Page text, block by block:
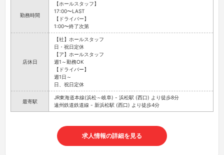
勤務時間
【ホールスタッフ】
17:00〜LAST
【ドライバー】
1:00〜終了次第
店休日
【社】ホールスタッフ
日・祝日定休
【ア】ホールスタッフ
週1～勤務OK
【ドライバー】
週1日～
日、祝日定休
最寄駅
JR東海道本線(浜松～岐阜) - 浜松駅 (西口) より徒歩8分
遠州鉄道鉄道線 - 新浜松駅 (西口) より徒歩4分
求人情報の詳細を見る